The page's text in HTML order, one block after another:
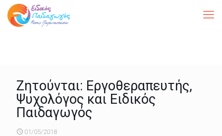
Ζητούνται: Εργοθεραπευτής,
Ψυχολόγος και Ειδικός
Παιδαγωγός
01/05/2018